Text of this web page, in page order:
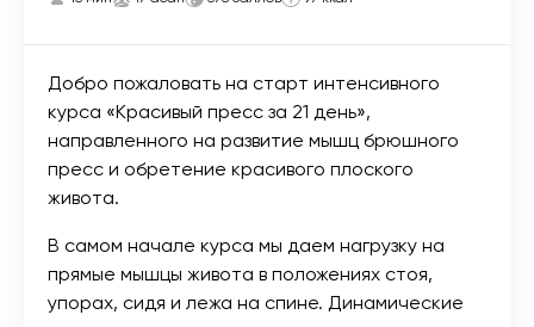
Добро пожаловать на старт интенсивного
курса «Красивый пресс за 21 день»,
направленного на развитие мышц брюшного
пресс и обретение красивого плоского
живота.
В самом начале курса мы даем нагрузку на
прямые мышцы живота в положениях стоя,
упорах, сидя и лежа на спине. Динамические